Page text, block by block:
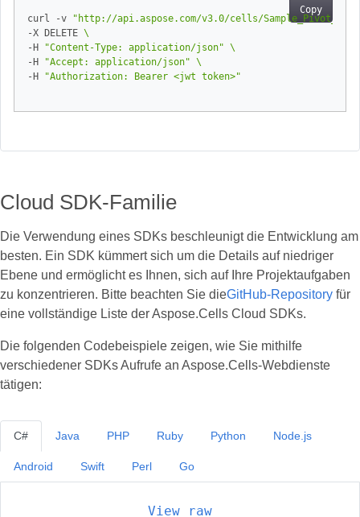
Copy
curl -v
"http://api.aspose.com/v3.0/cells/
-X DELETE
-H
"Content-Type: application/json"
-H
"Accept: application/json"
-H
"Authorization: Bearer <jwt token>"
Cloud SDK-Familie
Die Verwendung eines SDKs beschleunigt die Entwicklung am
besten. Ein SDK kümmert sich um die Details auf niedriger
Ebene und ermöglicht es Ihnen, sich auf Ihre Projektaufgaben
zu konzentrieren. Bitte beachten Sie dieGitHub-Repository für
eine vollständige Liste der Aspose.Cells Cloud SDKs.
Die folgenden Codebeispiele zeigen, wie Sie mithilfe
verschiedener SDKs Aufrufe an Aspose.Cells-Webdienste
tätigen:
C#
View raw
Java PHP Ruby Python Node.js
Android Swift Perl Go